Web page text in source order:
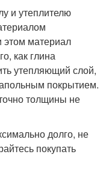
и утеплителю
этом материал
как глина
утепляющий слой,
покрытием.
толщины не
долго, не
покупать